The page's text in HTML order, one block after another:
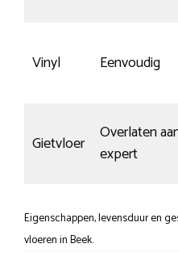
Vinyl Eenvoudig
Gietvloer
Overlaten
expert
Eigenschappen, levensduur en
vloeren in Beek.